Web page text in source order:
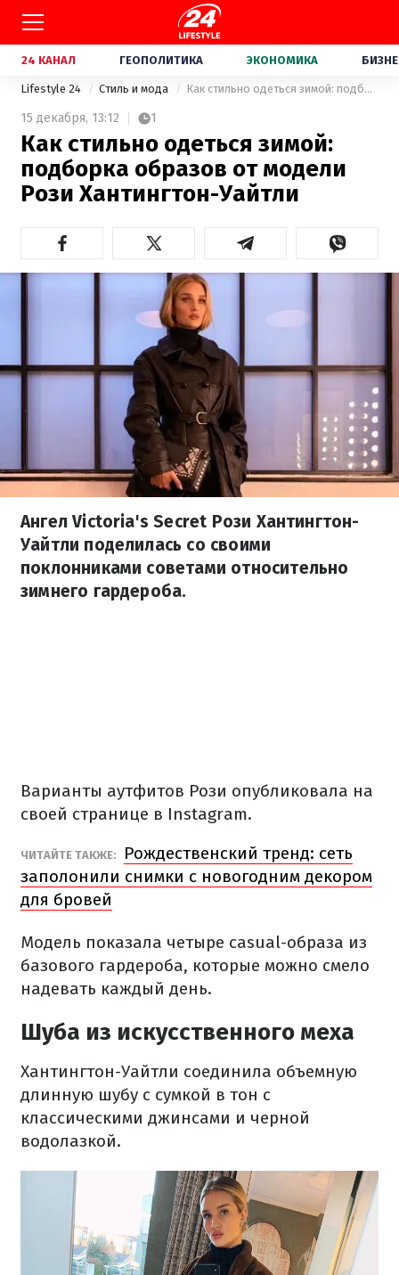
24 КАНАЛ ГЕОПОЛИТИКА ЭКОНОМИКА
Lifestyle 24 Стиль и мода Как стильно одеться зимой: подборка образов от модели Рози Хантингтон-Уайтли
15 декабря, 13:12 1
Как стильно одеться зимой:
подборка образов от модели
Рози Хантингтон-Уайтли
Ангел Victoria's Secret Рози Хантингтон-
Уайтли поделилась со своими
поклонниками советами относительно
зимнего гардероба.
Варианты аутфитов Рози опубликовала на
своей странице в Instagram.
ЧИТАЙТЕ ТАКЖЕ:
Рождественский тренд: сеть
заполонили снимки с новогодним декором
для бровей
Модель показала четыре casual-образа из
базового гардероба, которые можно смело
надевать каждый день.
Шуба из искусственного меха
Хантингтон-Уайтли соединила объемную
длинную шубу с сумкой в тон с
классическими джинсами и черной
водолазкой.